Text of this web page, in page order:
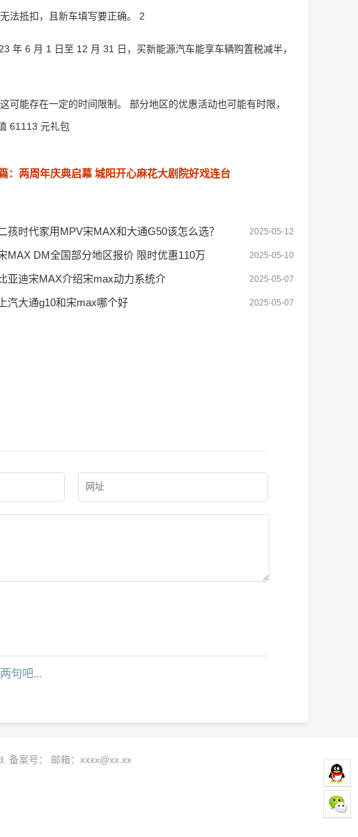
法抵扣，且新车填写要正确。 2
6 月 1 日至 12 月 31 日，买新能源汽车能享车辆购置税减半，
能存在一定的时间限制。 部分地区的优惠活动也可能有时限，
61113 元礼包
：两周年庆典启幕 城阳开心麻花大剧院好戏连台
2025-05-12
孩时代家用MPV宋MAX和大通G50该怎么选？
2025-05-10
MAX DM全国部分地区报价 限时优惠110万
2025-05-07
比亚迪宋MAX介绍宋max动力系统介
2025-05-07
上汽大通g10和宋max哪个好
句吧...
备案号： 邮箱： xxxx@xx.xx